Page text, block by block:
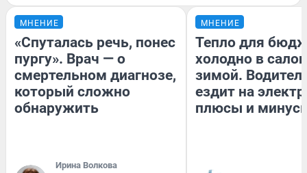
МНЕНИЕ
«Спуталась речь, понес
пургу». Врач — о
смертельном диагнозе,
который сложно
обнаружить
Ирина Волкова
МНЕНИЕ
Тепло для
холодно в
зимой.
ездит на
плюсы и